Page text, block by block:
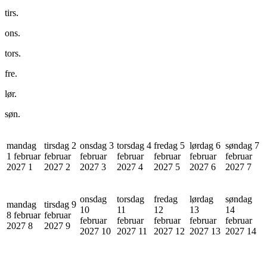
tirs.
ons.
tors.
fre.
lør.
søn.
mandag
1 februar
2027 1
tirsdag 2
februar
2027 2
onsdag 3
februar
2027 3
torsdag 4
februar
2027 4
fredag 5
februar
2027 5
lørdag 6
februar
2027 6
søndag 7
februar
2027 7
mandag
8 februar
2027 8
tirsdag 9
februar
2027 9
onsdag
10
februar
2027 10
torsdag
11
februar
2027 11
fredag
12
februar
2027 12
lørdag
13
februar
2027 13
søndag
14
februar
2027 14